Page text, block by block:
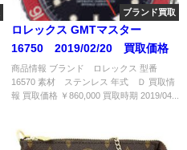
ブランド買取
ロレックス GMTマスター
16750 2019/02/20 買取価格
商品情報 ブランド ロレックス 型番
16570 素材 ステンレス 年式 Ｄ 買取情
報 買取価格 ￥860,000 買取時期 2019/04...